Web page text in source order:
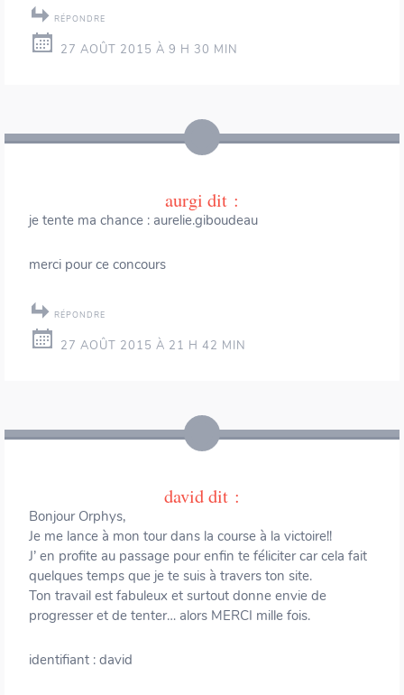
RÉPONDRE
27 AOÛT 2015 À 9 H 30 MIN
aurgi dit :
je tente ma chance : aurelie.giboudeau
merci pour ce concours
RÉPONDRE
27 AOÛT 2015 À 21 H 42 MIN
daviddit :
Bonjour Orphys,
Je me lance à mon tour dans la course à la victoire!!
J’ en profite au passage pour enfin te féliciter car cela fait
quelques temps que je te suis à travers ton site.
Ton travail est fabuleux et surtout donne envie de
progresser et de tenter… alors MERCI mille fois.
identifiant : david